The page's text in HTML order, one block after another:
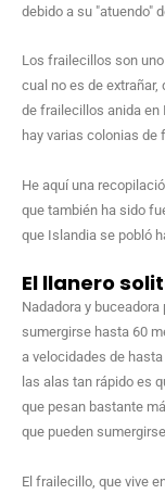
debido a su "atuendo"
Los frailecillos son
cual no es de extrañar,
de frailecillos anida en
hay varias colonias de
He aquí una
que también ha sido
que Islandia se pobló
El llanero
Nadadora y
sumergirse hasta 60
a velocidades de
las alas tan rápido es
que pesan bastante
que pueden
El frailecillo, que vive